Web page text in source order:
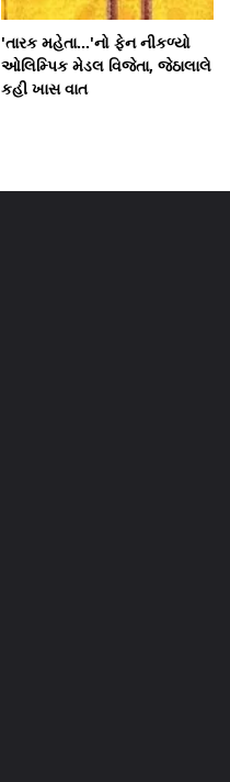
'તારક મહેતા...'નો ફેન નીકળ્યો
ઓલિમ્પિક મેડલ વિજેતા, જેઠાલાલે
કહી ખાસ વાત